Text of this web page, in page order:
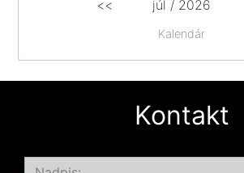
Kalendár
<< júl / 2026
Kontakt